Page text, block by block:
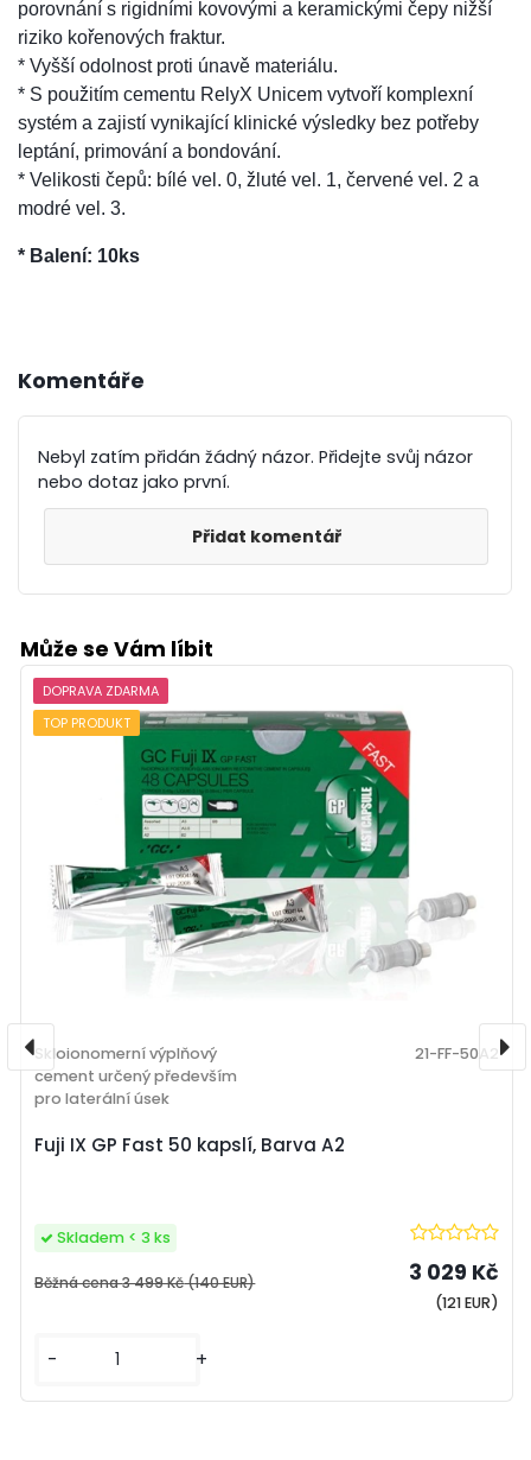
porovnání s rigidními kovovými a keramickými čepy nižší
riziko kořenových fraktur.
* Vyšší odolnost proti únavě materiálu.
* S použitím cementu RelyX Unicem vytvoří komplexní
systém a zajistí vynikající klinické výsledky bez potřeby
leptání, primování a bondování.
* Velikosti čepů: bílé vel. 0, žluté vel. 1, červené vel. 2 a
modré vel. 3.
* Balení: 10ks
Komentáře
Nebyl zatím přidán žádný názor. Přidejte svůj názor
nebo dotaz jako první.
Přidat komentář
Může se Vám líbit
Fuji IX GP Fast 50 kapslí, Barva A2
Skloionomerní výplňový
cement určený především
pro laterální úsek
21-FF-50A2
Běžná cena3 499 Kč(140 EUR) 3 029 Kč
(121 EUR)
- +
Skladem < 3 ks
DOPRAVA ZDARMA
TOP PRODUKT